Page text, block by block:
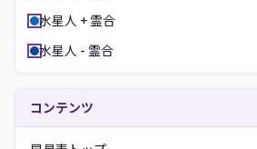
水星人 + 霊合
水星人 - 霊合
コンテンツ